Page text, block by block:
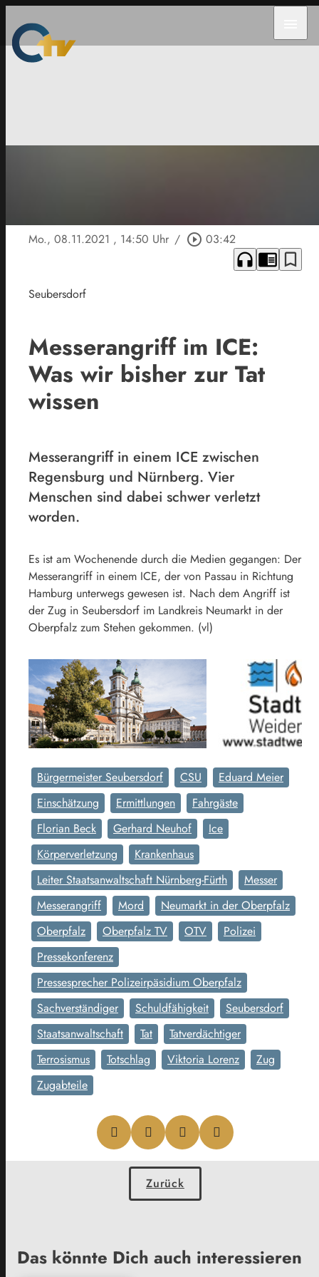
Mo., 08.11.2021 , 14:50 Uhr / play_circle_outline 03:42
headphones chrome_reader_mode bookmark_border
Seubersdorf
Messerangriff im ICE:
Was wir bisher zur Tat
wissen
Messerangriff in einem ICE zwischen
Regensburg und Nürnberg. Vier
Menschen sind dabei schwer verletzt
worden.
Es ist am Wochenende durch die Medien gegangen: Der
Messerangriff in einem ICE, der von Passau in Richtung
Hamburg unterwegs gewesen ist. Nach dem Angriff ist
der Zug in Seubersdorf im Landkreis Neumarkt in der
Oberpfalz zum Stehen gekommen. (vl)
Bürgermeister Seubersdorf CSU
Eduard Meier
Einschätzung
Ermittlungen
Fahrgäste
Florian Beck
Gerhard Neuhof
Ice
Körperverletzung
Krankenhaus
Leiter Staatsanwaltschaft Nürnberg-Fürth
Messer
Messerangriff
Mord
Neumarkt in der Oberpfalz
Oberpfalz
Oberpfalz TV OTV
Polizei
Pressekonferenz
Pressesprecher Polizeirpäsidium Oberpfalz
Sachverständiger
Schuldfähigkeit
Seubersdorf
Staatsanwaltschaft
Tat
Tatverdächtiger
Terrosismus
Totschlag Viktoria Lorenz
Zug
Zugabteile
Zurück
Das könnte Dich auch interessieren